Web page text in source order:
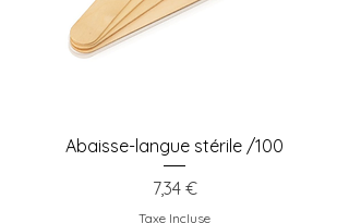
Abaisse-langue stérile /100
Prix
7,34 €
Taxe Incluse